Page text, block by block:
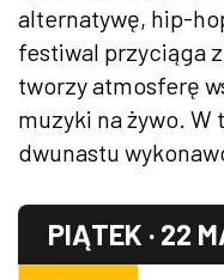
alternatywę, hip-
festiwal przyciąga
tworzy atmosferę
muzyki na żywo. W
dwunastu
PIĄTEK · 22